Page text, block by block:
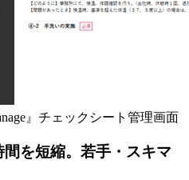
』チェックシート管理画面
を短縮。若手・スキマ